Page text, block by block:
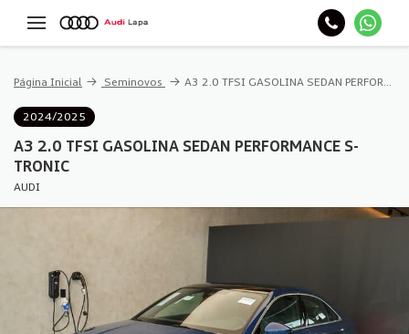
Página Inicial Seminovos A3 2.0 TFSI GASOLINA SEDAN PERFORMANCE S-TRONIC
2024/2025
A3 2.0 TFSI GASOLINA SEDAN PERFORMANCE S-
TRONIC
AUDI